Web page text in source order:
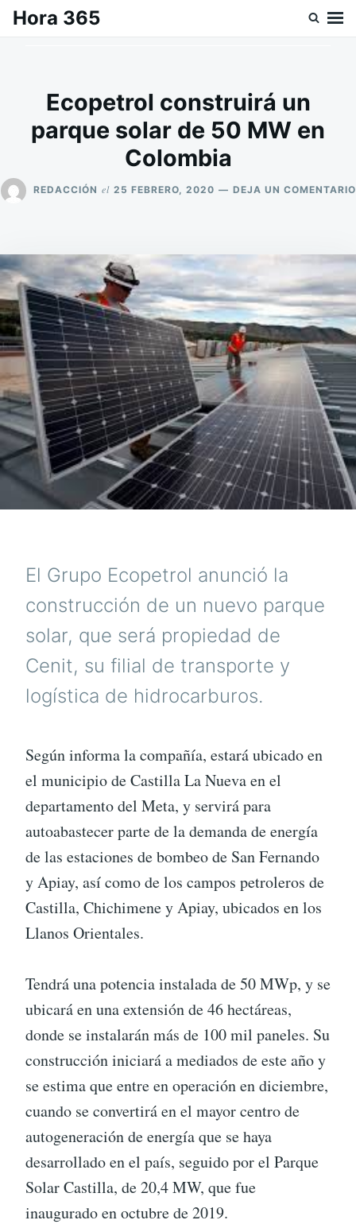
SaltarBuscar:
Hora 365
Ecopetrol construirá un
parque solar de 50 MW en
Colombia
REDACCIÓN el 25 FEBRERO, 2020 DEJA UN COMENTARIO
El Grupo Ecopetrol anunció la
construcción de un nuevo parque
solar, que será propiedad de
Cenit, su filial de transporte y
logística de hidrocarburos.
Según informa la compañía, estará ubicado en
el municipio de Castilla La Nueva en el
departamento del Meta, y servirá para
autoabastecer parte de la demanda de energía
de las estaciones de bombeo de San Fernando
y Apiay, así como de los campos petroleros de
Castilla, Chichimene y Apiay, ubicados en los
Llanos Orientales.
Tendrá una potencia instalada de 50 MWp, y se
ubicará en una extensión de 46 hectáreas,
donde se instalarán más de 100 mil paneles. Su
construcción iniciará a mediados de este año y
se estima que entre en operación en diciembre,
cuando se convertirá en el mayor centro de
autogeneración de energía que se haya
desarrollado en el país, seguido por el Parque
Solar Castilla, de 20,4 MW, que fue
inaugurado en octubre de 2019.